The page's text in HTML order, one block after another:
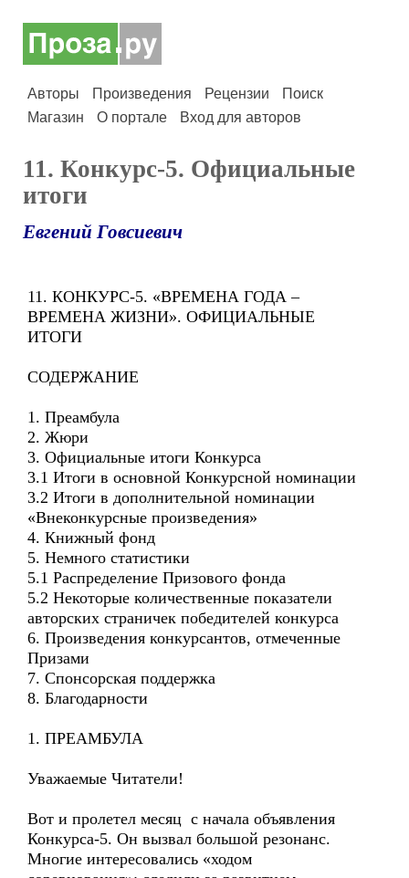
Авторы Произведения Рецензии
Поиск
Магазин
О портале Вход для авторов
11. Конкурс-5. Официальные
итоги
Евгений Говсиевич
11. КОНКУРС-5. «ВРЕМЕНА ГОДА –
ВРЕМЕНА ЖИЗНИ». ОФИЦИАЛЬНЫЕ
ИТОГИ
СОДЕРЖАНИЕ
1. Преамбула
2. Жюри
3. Официальные итоги Конкурса
3.1 Итоги в основной Конкурсной номинации
3.2 Итоги в дополнительной номинации
«Внеконкурсные произведения»
4. Книжный фонд
5. Немного статистики
5.1 Распределение Призового фонда
5.2 Некоторые количественные показатели
авторских страничек победителей конкурса
6. Произведения конкурсантов, отмеченные
Призами
7. Спонсорская поддержка
8. Благодарности
1. ПРЕАМБУЛА
Уважаемые Читатели!
Вот и пролетел месяц с начала объявления
Конкурса-5. Он вызвал большой резонанс.
Многие интересовались «ходом